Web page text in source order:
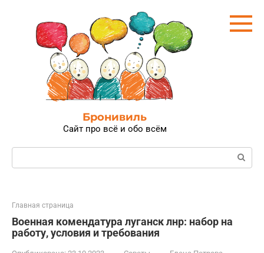
контенту
Бронивиль
Сайт про всё и обо всём
Поиск:
Главная страница
Военная комендатура луганск лнр: набор на
работу, условия и требования